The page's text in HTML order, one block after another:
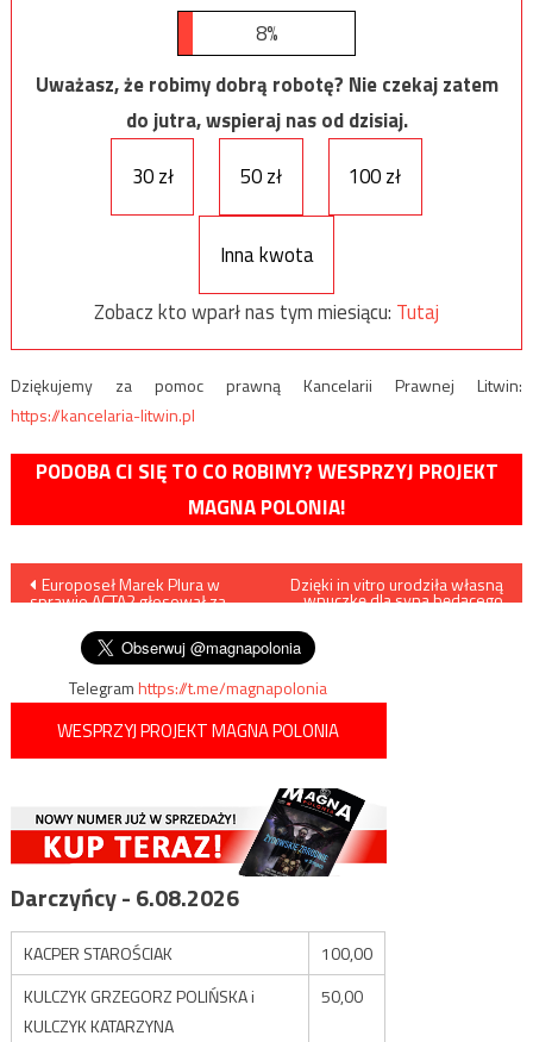
8%
Uważasz, że robimy dobrą robotę? Nie czekaj zatem
do jutra, wspieraj nas od dzisiaj.
30 zł
50 zł 100 zł
Inna kwota
Zobacz kto wparł nas tym miesiącu: Tutaj
Dziękujemy za pomoc prawną Kancelarii Prawnej Litwin:
https://kancelaria-litwin.pl
PODOBA CI SIĘ TO CO ROBIMY? WESPRZYJ PROJEKT
MAGNA POLONIA!
Nawigacja
wpisu
Europoseł Marek Plura w
sprawie ACTA2 głosował za,
Dzięki in vitro urodziła własną
wnuczkę dla syna będącego
Telegramhttps://t.me/magnapolonia
WESPRZYJ PROJEKT MAGNA POLONIA
Darczyńcy - 6.08.2026
KACPER STAROŚCIAK
100,00
KULCZYK GRZEGORZ POLIŃSKA i
KULCZYK KATARZYNA
50,00